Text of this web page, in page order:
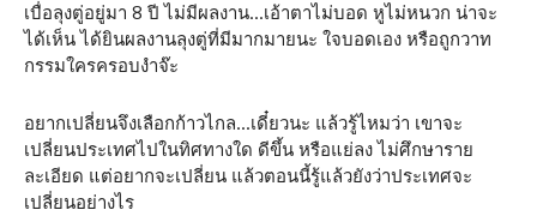
เบื่อลุงตู่อยู่มา 8 ปี ไม่มีผลงาน…เอ้าตาไม่บอด หูไม่หนวก น่าจะ
ได้เห็น ได้ยินผลงานลุงตู่ที่มีมากมายนะ ใจบอดเอง หรือถูกวาท
กรรมใครครอบงำจ๊ะ
อยากเปลี่ยนจึงเลือกก้าวไกล…เดี๋ยวนะ แล้วรู้ไหมว่า เขาจะ
เปลี่ยนประเทศไปในทิศทางใด ดีขึ้น หรือแย่ลง ไม่ศึกษาราย
ละเอียด แต่อยากจะเปลี่ยน แล้วตอนนี้รู้แล้วยังว่าประเทศจะ
เปลี่ยนอย่างไร